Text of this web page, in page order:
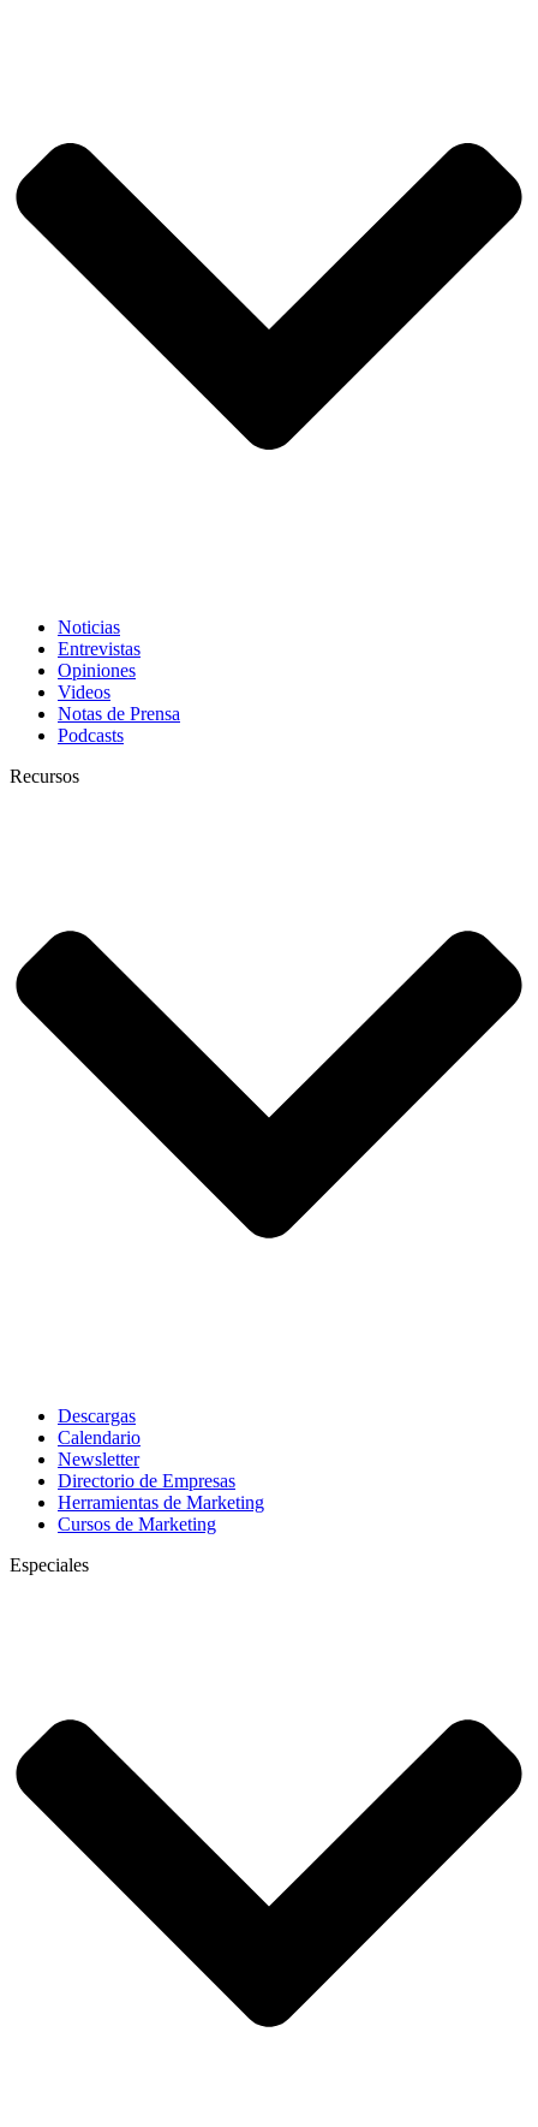
Noticias
Entrevistas
Opiniones
Videos
Notas de Prensa
Podcasts
Recursos
Descargas
Calendario
Newsletter
Directorio de Empresas
Herramientas de Marketing
Cursos de Marketing
Especiales